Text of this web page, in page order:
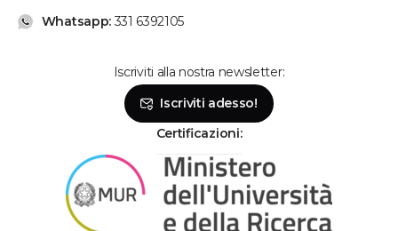
Whatsapp:331 6392105
Iscriviti alla nostra newsletter:
Iscriviti adesso!
Certificazioni:
Se hai bisogno, chiamaci!
Lunedì - Venerdì: dalle 9 alle 19
Sabato: dalle 9 alle 14
Parla con la segreteria
Contattaci su Whatsapp!